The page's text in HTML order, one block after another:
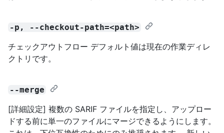
-p, --checkout-path=<path>
チェックアウトフロー デフォルト値は現在の作業ディレ
クトリです。
--merge
[詳細設定] 複数の SARIF ファイルを指定し、アップロー
ドする前に単一のファイルにマージできるようにします。